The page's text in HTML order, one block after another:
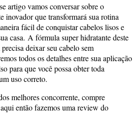
artigo vamos conversar sobre o
inovador que transformará sua rotina
fácil de conquistar cabelos lisos e
casa. A fórmula super hidratante deste
deixar seu cabelo sem
todos os detalhes entre sua aplicação
para que você possa obter toda
uso correto.
melhores concorrente, compre
então fazemos uma review do